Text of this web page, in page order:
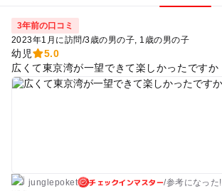
3年前の口コミ
2023年1月に訪問/3歳の男の子 1歳の男の子
幼児
5.0
広くて東京湾が一望できて楽しかったですか
junglepoket チェックインマスター/参考になった!